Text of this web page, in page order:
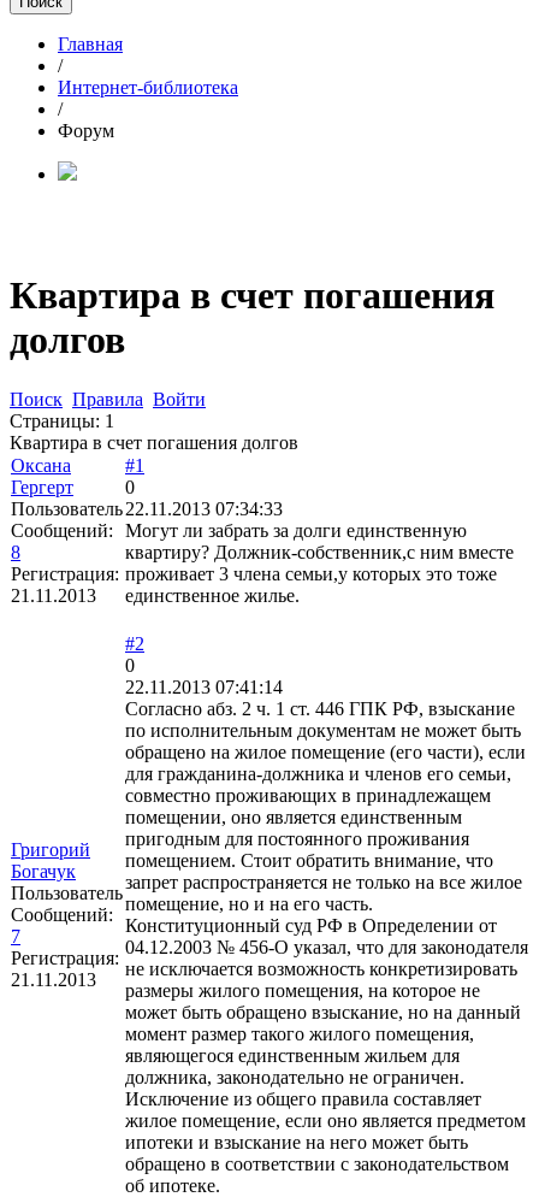
Главная
/
Интернет-библиотека
/
Форум
Квартира в счет погашения
долгов
Поиск Правила Войти
Страницы: 1
Квартира в счет погашения долгов
Оксана
Гергерт
Пользователь
Сообщений:
8
Регистрация:
21.11.2013
#1
0
22.11.2013 07:34:33
Могут ли забрать за долги единственную
квартиру? Должник-собственник,с ним вместе
проживает 3 члена семьи,у которых это тоже
единственное жилье.
Григорий
Богачук
Пользователь
Сообщений:
7
Регистрация:
21.11.2013
#2
0
22.11.2013 07:41:14
Согласно абз. 2 ч. 1 ст. 446 ГПК РФ, взыскание
по исполнительным документам не может быть
обращено на жилое помещение (его части), если
для гражданина-должника и членов его семьи,
совместно проживающих в принадлежащем
помещении, оно является единственным
пригодным для постоянного проживания
помещением. Стоит обратить внимание, что
запрет распространяется не только на все жилое
помещение, но и на его часть.
Конституционный суд РФ в Определении от
04.12.2003 № 456-О указал, что для законодателя
не исключается возможность конкретизировать
размеры жилого помещения, на которое не
может быть обращено взыскание, но на данный
момент размер такого жилого помещения,
являющегося единственным жильем для
должника, законодательно не ограничен.
Исключение из общего правила составляет
жилое помещение, если оно является предметом
ипотеки и взыскание на него может быть
обращено в соответствии с законодательством
об ипотеке.